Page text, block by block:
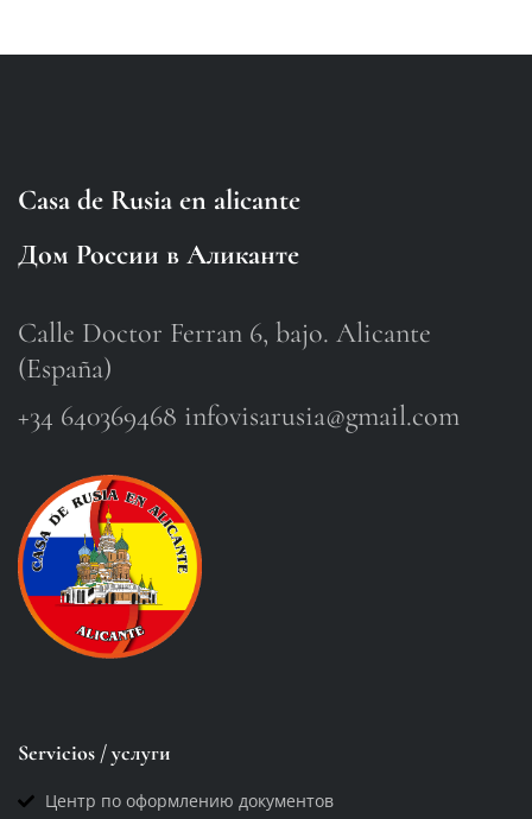
Casa de Rusia en alicante
Дом России в Аликанте
Calle Doctor Ferran 6, bajo. Alicante
(España)
+34 640369468 infovisarusia@gmail.com
Servicios / услуги
Центр по оформлению документов